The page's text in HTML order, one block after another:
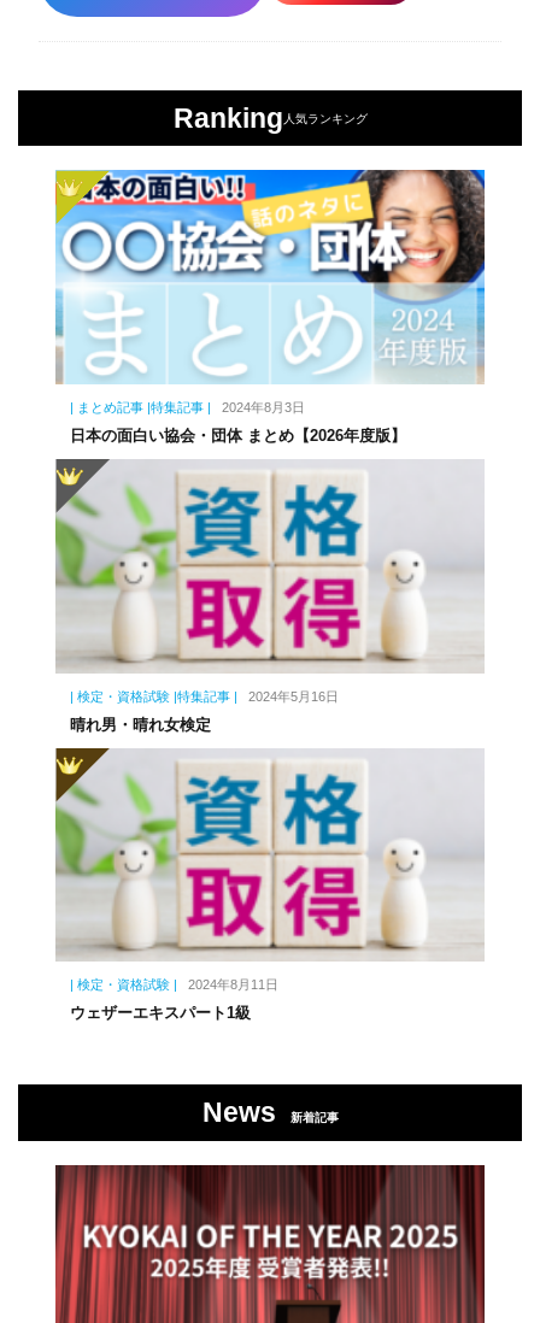
Ranking 人気ランキング
| まとめ記事 |特集記事 | 2024年8月3日
日本の面白い協会・団体 まとめ【2026年度版】
| 検定・資格試験 |特集記事 | 2024年5月16日
晴れ男・晴れ女検定
| 検定・資格試験 | 2024年8月11日
ウェザーエキスパート1級
News 新着記事